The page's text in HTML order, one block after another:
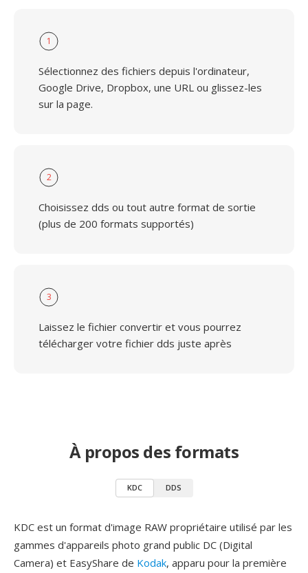
1
Sélectionnez des fichiers depuis l'ordinateur,
Google Drive, Dropbox, une URL ou glissez-les
sur la page.
2
Choisissez dds ou tout autre format de sortie
(plus de 200 formats supportés)
3
Laissez le fichier convertir et vous pourrez
télécharger votre fichier dds juste après
À propos des formats
KDC DDS
KDC est un format d'image RAW propriétaire utilisé par les
gammes d'appareils photo grand public DC (Digital
Camera) et EasyShare de Kodak, apparu pour la première